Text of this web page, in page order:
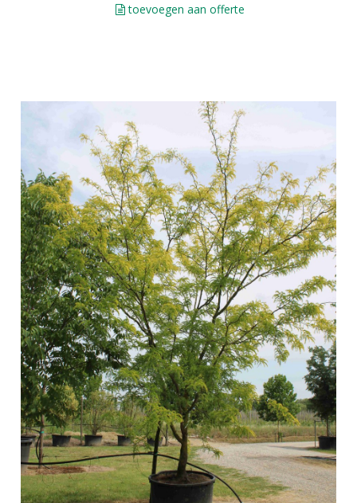
toevoegen aan offerte